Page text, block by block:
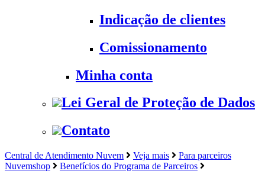
Indicação de clientes
Comissionamento
Minha conta
Lei Geral de Proteção de Dados
Contato
Central de Atendimento Nuvem Veja mais
Para parceiros
Nuvemshop
Benefícios do Programa de Parceiros